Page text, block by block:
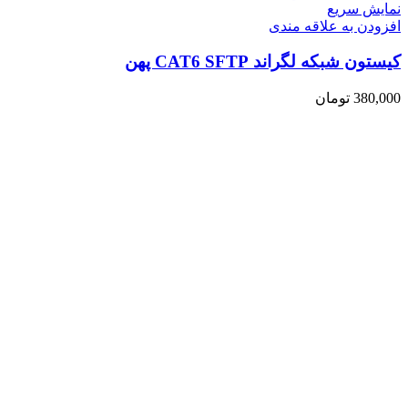
نمایش سریع
افزودن به علاقه مندی
کیستون شبکه لگراند CAT6 SFTP پهن
380,000 تومان